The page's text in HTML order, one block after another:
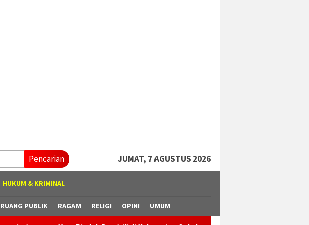
Pencarian JUMAT, 7 AGUSTUS 2026
HUKUM & KRIMINAL
RUANG PUBLIK RAGAM RELIGI OPINI UMUM